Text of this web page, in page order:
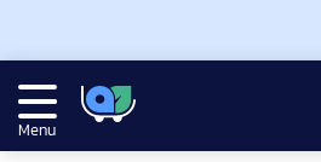
Menu